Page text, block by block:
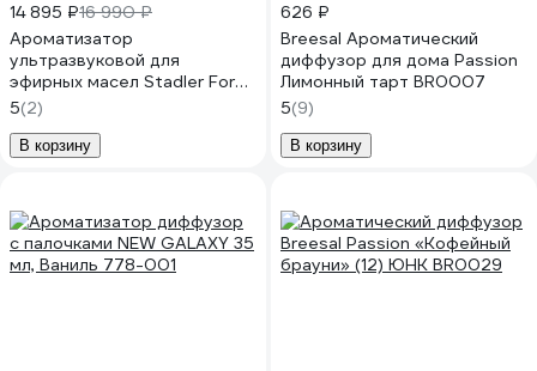
14 895 ₽16 990 ₽
Ароматизатор
ультразвуковой для
эфирных масел Stadler Form
Sophie little, автоматический
с подсветкой, черный S-005
5(2)
В корзину
626 ₽
Breesal Ароматический
диффузор для дома Passion
Лимонный тарт BR0007
5(9)
В корзину